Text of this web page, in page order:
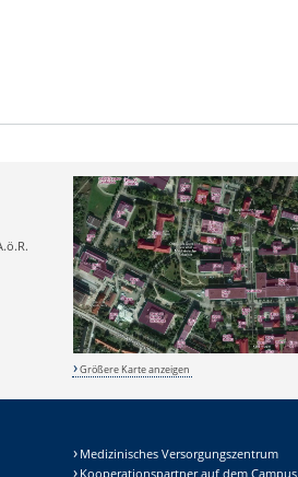
Größere Karte anzeigen
Medizinisches Versorgungszentrum
Kooperationspartner auf dem Campus